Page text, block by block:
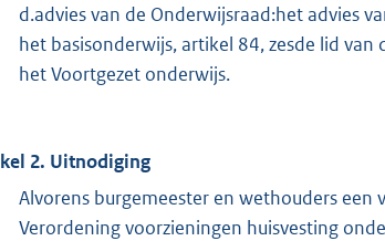
d.advies van de Onderwijsraad:het advies
het basisonderwijs, artikel 84, zesde lid
het Voortgezet onderwijs.
2. Uitnodiging
Alvorens burgemeester en wethouders
Verordening voorzieningen huisvesting